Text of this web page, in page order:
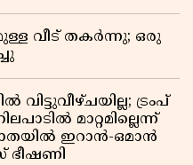
വീട് തകർന്നു; ഒരു
വിട്ടുവീഴ്ചയില്ല; ട്രംപ്
മാറ്റമില്ലെന്ന്
ഇറാൻ-ഒമാൻ
ഭീഷണി